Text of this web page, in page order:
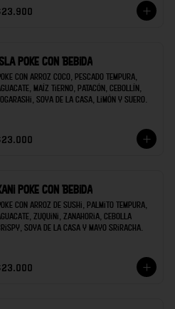
poke con Bebida
con arroz coco, pescado tempura,
maíz tierno, patacón, cebollín,
soya de la casa, limón y suero.
poke con Bebida
con arroz de sushi, palmito tempura,
zuquini, zanahoria, cebolla
soya de la casa y mayo sriracha.